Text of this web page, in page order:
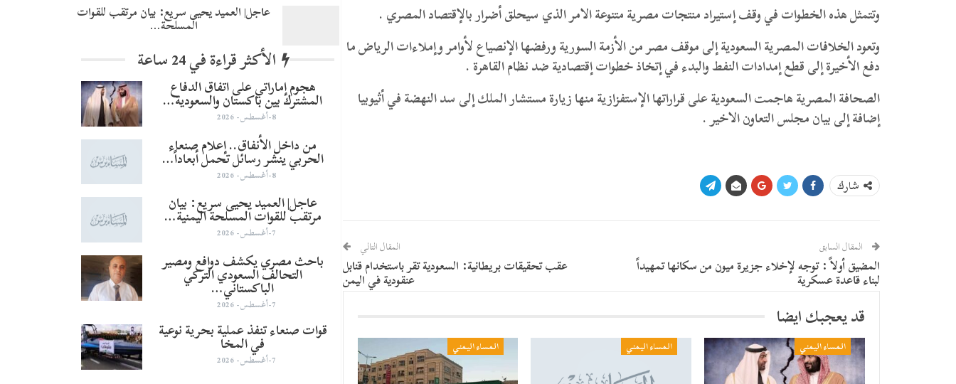
وتتمثل هذه الخطوات في وقف إستيراد منتجات مصرية متنوعة الامر الذي سيحلق أضرار بالإقتصاد المصري .
وتعود الخلافات المصرية السعودية إلى موقف مصر من الأزمة السورية ورفضها الإنصياع لأوامر وإملاءات الرياض ما
دفع الأخيرة إلى قطع إمدادات النفط والبدء في إتخاذ خطوات إقتصادية ضد نظام القاهرة .
الصحافة المصرية هاجمت السعودية على قراراتها الإستفزازية منها زيارة مستشار الملك إلى سد النهضة في أثيوبيا
إضافة إلى بيان مجلس التعاون الاخير .
شارك
المقال السابق
المضيق أولاً : توجه لإخلاء جزيرة ميون من سكانها تمهيداً
لبناء قاعدة عسكرية
المقال التالي
عقب تحقيقات بريطانية: السعودية تقر باستخدام قنابل
عنقودية في اليمن
قد يعجبك ايضا
المساء اليمني المساء اليمني المساء اليمني
عاجل| العميد يحيى سريع: بيان مرتقب للقوات
المسلحة…
الأكثر قراءة في 24 ساعة
هجوم إماراتي على اتفاق الدفاع
المشترك بين باكستان والسعودية…
8-أغسطس- 2026
من داخل الأنفاق.. إعلام صنعاء
الحربي ينشر رسائل تحمل أبعاداً…
8-أغسطس- 2026
عاجل| العميد يحيى سريع: بيان
مرتقب للقوات المسلحة اليمنية…
7-أغسطس- 2026
باحث مصري يكشف دوافع ومصير
التحالف السعودي التركي
الباكستاني…
7-أغسطس- 2026
قوات صنعاء تنفذ عملية بحرية نوعية
في المخا
7-أغسطس- 2026